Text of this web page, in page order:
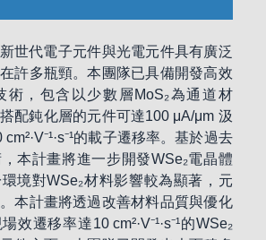
世代電子元件與光電元件具有廣泛
許多瓶頸。本團隊已具備開發高效
術，包含以少數層MoS₂為通道材
配鈍化層的元件可達100 μA/μm 汲
的載子遷移率。基於過去
本計畫將進一步開發WSe₂電晶體
境對WSe₂材料影響較為顯著，元
本計畫將透過改善材料品質與優化
效遷移率達10 cm²·V⁻¹·s⁻¹的WSe₂